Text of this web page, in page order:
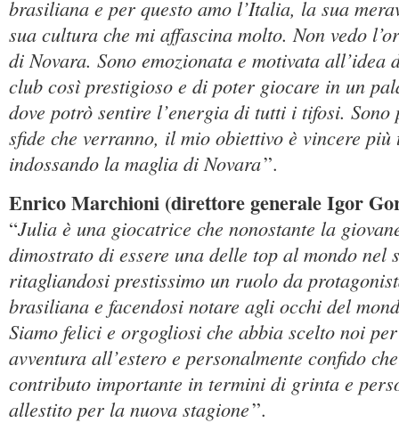
brasiliana e per questo amo l’Italia, la sua
sua cultura che mi affascina molto. Non vedo
di Novara. Sono emozionata e motivata all’idea
club così prestigioso e di poter giocare in un
dove potrò sentire l’energia di tutti i tifosi. Sono
sfide che verranno, il mio obiettivo è vincere
indossando la maglia di Novara”.
Enrico Marchioni (direttore generale Igor
“Julia è una giocatrice che nonostante la
dimostrato di essere una delle top al mondo nel
ritagliandosi prestissimo un ruolo da
brasiliana e facendosi notare agli occhi del
Siamo felici e orgogliosi che abbia scelto noi
avventura all’estero e personalmente confido
contributo importante in termini di grinta e
allestito per la nuova stagione”.